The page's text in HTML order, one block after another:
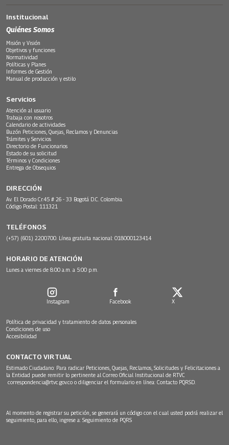
Institucional
Quiénes Somos
Misión y Visión
Objetivos y funciones
Normatividad
Políticas y Planes
Informes de Gestión
Manual de producción y estilo
Servicios
Atención al usuario
Trabaja con nosotros
Calendario de actividades
Buzón Peticiones, Quejas, Reclamos y Denuncias
Trámites y Servicios
Directorio de Funcionarios
Estado de su solicitud
Términos y Condiciones
Entrega de Obsequios
DIRECCIÓN
Av. El Dorado Cr.45 # 26 - 33 Bogotá D.C. Colombia.
Código Postal: 111321
TELÉFONOS
(+57) (601) 2200700. Línea gratuita nacional: 018000123414
HORARIO DE ATENCIÓN
Lunes a viernes de 8:00 a.m. a 5:00 p.m.
Instagram Facebook X
Política de privacidad y tratamiento de datos personales
Condiciones de uso
Accesibilidad
CONTACTO VIRTUAL
Estimado Ciudadano: Para radicar Peticiones, Quejas, Reclamos, Solicitudes y Felicitaciones a
la Entidad puede remitir lo pertinente al Correo Oficial Institucional de RTVC
correspondencia@rtvc.gov.co o diligenciar el formulario en línea: Contacto PQRSD.
Al momento de registrar su petición, se generará un código con el cual usted podrá realizar el
seguimiento, para ello, ingrese a: Seguimiento de PQRS